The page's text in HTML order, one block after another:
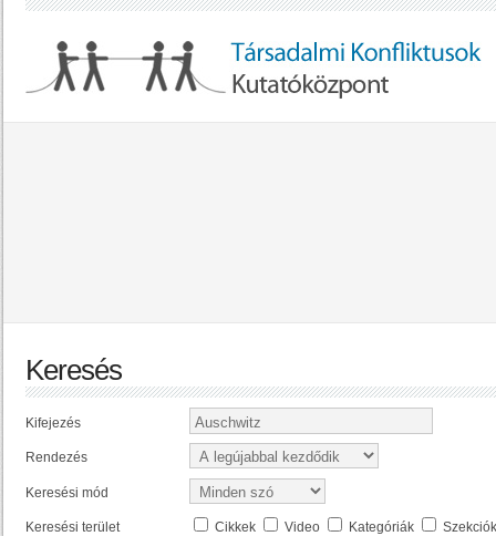
Keresés
Kifejezés
Rendezés
Keresési mód
Keresési terület Cikkek Video Kategóriák Szekciók